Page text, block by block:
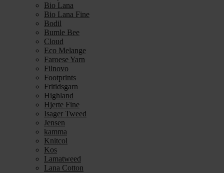
Bio Lana
Bio Lana Fine
Bodil
Bumle Bee
Cloud
Eco Melange
Faroese Yarn
Filnovo
Footprints
Fritidsgarn
Highland
Hjerte Fine
Isager Tweed
Jensen
kamma
Knitcol
Kos
Lamatweed
Lana Cotton